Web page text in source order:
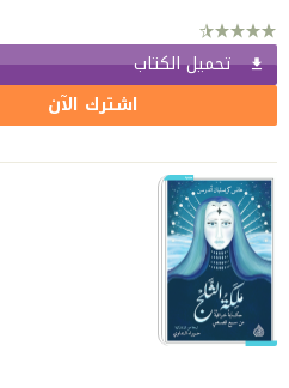
تحميل الكتاب
اشترك الآن